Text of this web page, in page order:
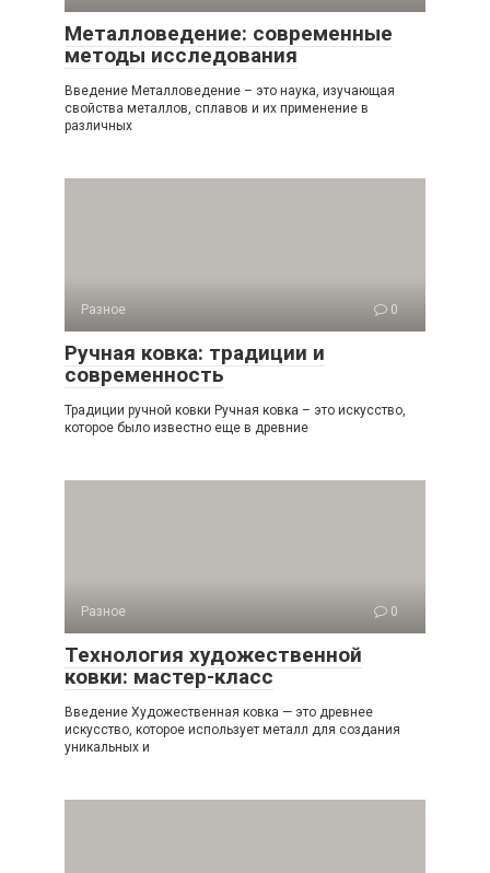
Металловедение: современные
методы исследования
Введение Металловедение – это наука, изучающая
свойства металлов, сплавов и их применение в
различных
Разное 0
Ручная ковка: традиции и
современность
Традиции ручной ковки Ручная ковка – это искусство,
которое было известно еще в древние
Разное 0
Технология художественной
ковки: мастер-класс
Введение Художественная ковка — это древнее
искусство, которое использует металл для создания
уникальных и